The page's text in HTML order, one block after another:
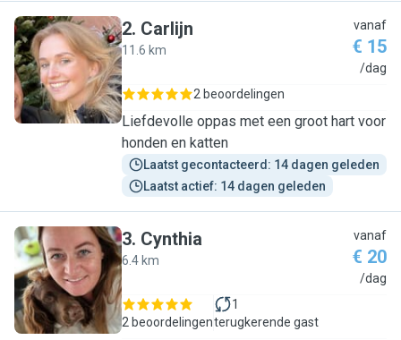
C
2. Carlijn
11.6 km
vanaf
€ 15
/dag
2 beoordelingen
Liefdevolle oppas met een groot hart voor
honden en katten
Laatst gecontacteerd: 14 dagen geleden
Laatst actief: 14 dagen geleden
C
3. Cynthia
6.4 km
vanaf
€ 20
/dag
2 beoordelingen
1
terugkerende gast